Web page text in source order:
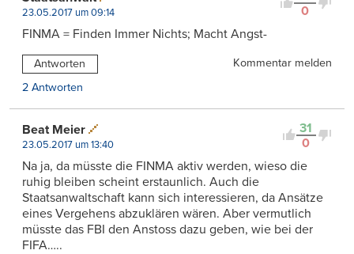
0
23.05.2017 um 09:14
FINMA = Finden Immer Nichts; Macht Angst-
Antworten
Kommentar melden
2 Antworten
31
0
Beat Meier
23.05.2017 um 13:40
Na ja, da müsste die FINMA aktiv werden, wieso die
ruhig bleiben scheint erstaunlich. Auch die
Staatsanwaltschaft kann sich interessieren, da Ansätze
eines Vergehens abzuklären wären. Aber vermutlich
müsste das FBI den Anstoss dazu geben, wie bei der
FIFA…..